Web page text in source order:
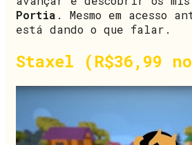
Portia . Mesmo em acesso
está dando o que falar.
Staxel (R$36,99